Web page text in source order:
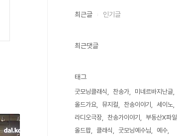
최근글 인기글
최근댓글
태그
굿모닝클래식 찬송가
미네르바지난글
올드가요
뮤지컬 찬송이야기
세이노
라디오극장
찬송가이야기
부동산X파일
올드팝
클래식 굿모닝예수님
예수